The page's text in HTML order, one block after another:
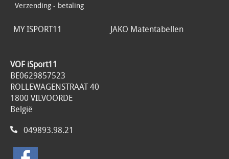
Verzending - betaling
MY ISPORT11 JAKO Matentabellen
VOF iSport11
BE0629857523
ROLLEWAGENSTRAAT 40
1800 VILVOORDE
België
049893.98.21